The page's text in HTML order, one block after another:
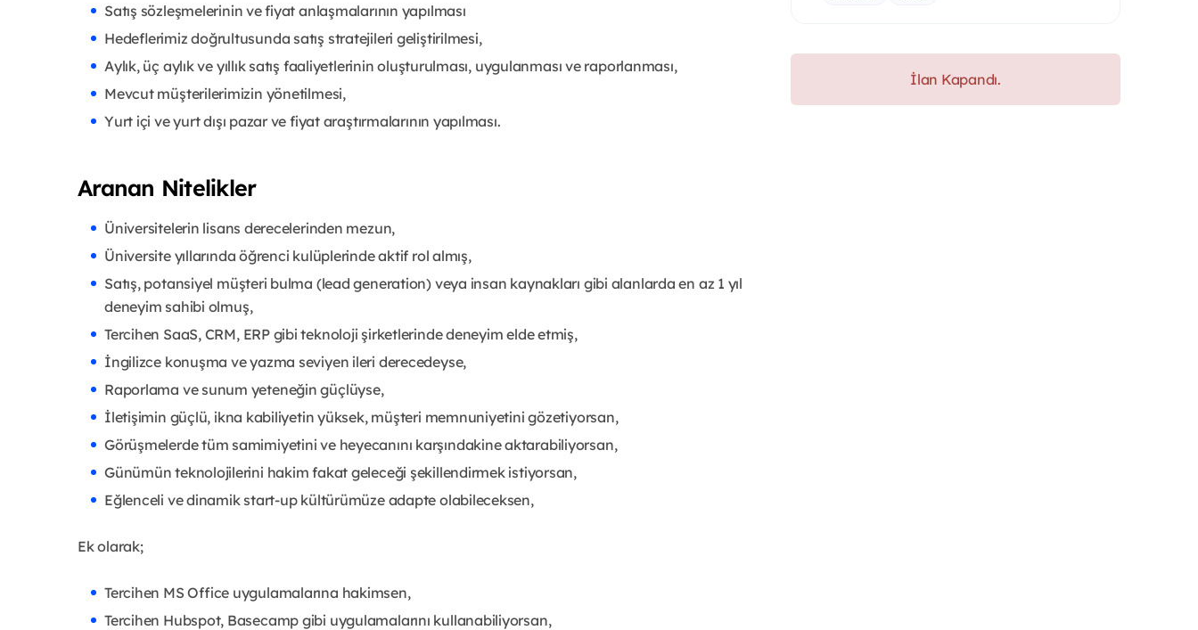
Satış sözleşmelerinin ve fiyat anlaşmalarının yapılması
Hedeflerimiz doğrultusunda satış stratejileri geliştirilmesi,
Aylık, üç aylık ve yıllık satış faaliyetlerinin oluşturulması, uygulanması ve raporlanması,
Mevcut müşterilerimizin yönetilmesi,
Yurt içi ve yurt dışı pazar ve fiyat araştırmalarının yapılması.
Aranan Nitelikler
Üniversitelerin lisans derecelerinden mezun,
Üniversite yıllarında öğrenci kulüplerinde aktif rol almış,
Satış, potansiyel müşteri bulma (lead generation) veya insan kaynakları gibi alanlarda en az 1 yıl
deneyim sahibi olmuş,
Tercihen SaaS, CRM, ERP gibi teknoloji şirketlerinde deneyim elde etmiş,
İngilizce konuşma ve yazma seviyen ileri derecedeyse,
Raporlama ve sunum yeteneğin güçlüyse,
İletişimin güçlü, ikna kabiliyetin yüksek, müşteri memnuniyetini gözetiyorsan,
Görüşmelerde tüm samimiyetini ve heyecanını karşındakine aktarabiliyorsan,
Günümün teknolojilerini hakim fakat geleceği şekillendirmek istiyorsan,
Eğlenceli ve dinamik start-up kültürümüze adapte olabileceksen,
Ek olarak;
Tercihen MS Office uygulamalarına hakimsen,
Tercihen Hubspot, Basecamp gibi uygulamalarını kullanabiliyorsan,
İlan Kapandı.